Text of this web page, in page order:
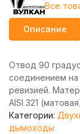
Все
Описание
Отвод 90
соединением
ревизией.
AISI 321
Категории:
дымоходы